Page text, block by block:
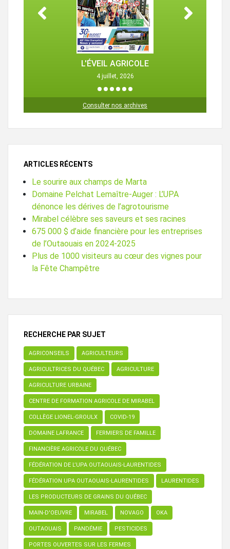
L'ÉVEIL AGRICOLE
4 juillet, 2026
1 2 3 4 5
Consulter nos archives
ARTICLES RÉCENTS
Le sourire aux champs de Marta
Domaine Pelchat Lemaître-Auger : L’UPA
dénonce les dérives de l’agrotourisme
Mirabel célèbre ses saveurs et ses racines
675 000 $ d’aide financière pour les entreprises
de l’Outaouais en 2024-2025
Plus de 1000 visiteurs au cœur des vignes pour
la Fête Champêtre
RECHERCHE PAR SUJET
AGRICONSEILS AGRICULTEURS
AGRICULTRICES DU QUÉBEC AGRICULTURE
AGRICULTURE URBAINE
CENTRE DE FORMATION AGRICOLE DE MIRABEL
COLLÈGE LIONEL-GROULX COVID-19
DOMAINE LAFRANCE FERMIERS DE FAMILLE
FINANCIÈRE AGRICOLE DU QUÉBEC
FÉDÉRATION DE L’UPA OUTAOUAIS-LAURENTIDES
FÉDÉRATION UPA OUTAOUAIS-LAURENTIDES LAURENTIDES
LES PRODUCTEURS DE GRAINS DU QUÉBEC
MAIN-D'OEUVRE MIRABEL NOVAGO OKA
OUTAOUAIS PANDÉMIE PESTICIDES
PORTES OUVERTES SUR LES FERMES